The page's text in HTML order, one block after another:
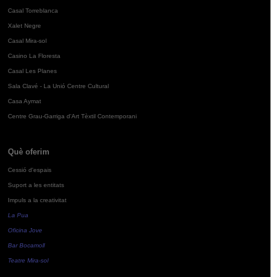
Casal Torreblanca
Xalet Negre
Casal Mira-sol
Casino La Floresta
Casal Les Planes
Sala Clavé - La Unió Centre Cultural
Casa Aymat
Centre Grau-Garriga d'Art Tèxtil Contemporani
Què oferim
Cessió d'espais
Suport a les entitats
Impuls a la creativitat
La Pua
Oficina Jove
Bar Bocamoll
Teatre Mira-sol